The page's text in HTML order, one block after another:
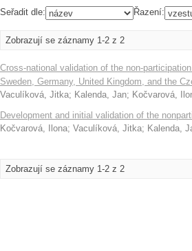
Seřadit dle: Řazení:
Zobrazují se záznamy 1-2 z 2
Cross-national validation of the non-
Sweden, Germany, United Kingdom, and the
Vaculíková, Jitka; Kalenda, Jan; Kočvarová,
Development and initial validation of the
Kočvarová, Ilona; Vaculíková, Jitka; Kalenda,
Zobrazují se záznamy 1-2 z 2